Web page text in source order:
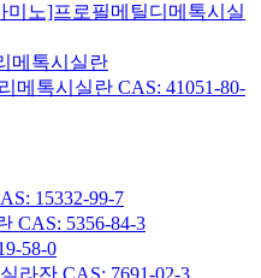
미노]프로필메틸디메톡시실
메톡시실란
메톡시실란 CAS: 41051-80-
15332-99-7
CAS: 5356-84-3
58-0
라잔 CAS: 7691-02-3